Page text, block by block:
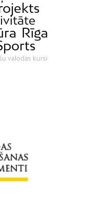
Rīga
valodas kursi